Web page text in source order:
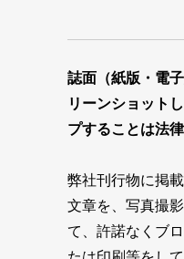
誌面（紙版・電
リーンショット
プすることは法
弊社刊行物に掲
文章を、写真撮
て、許諾なくブ